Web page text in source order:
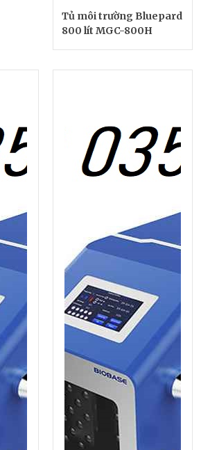
Tủ môi trường Bluepard
800 lít MGC-800H